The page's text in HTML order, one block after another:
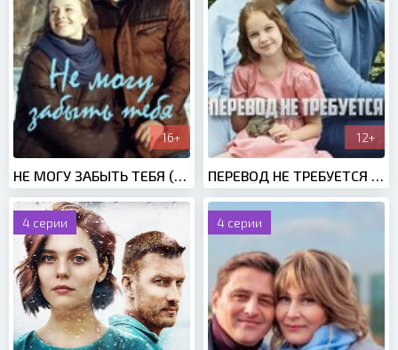
16+
НЕ МОГУ ЗАБЫТЬ ТЕБЯ (2018)
12+
ПЕРЕВОД НЕ ТРЕБУЕТСЯ (2020)
4 серии 4 серии